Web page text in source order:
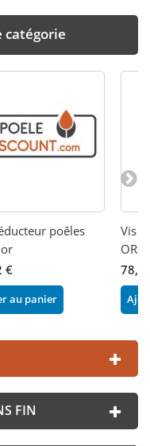
catégorie
poêles
€
au panier
Vis
FIN